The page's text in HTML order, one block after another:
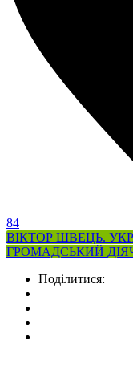
84
ВІКТОР ШВЕЦЬ.
ГРОМАДСЬКИЙ
Поділитися: